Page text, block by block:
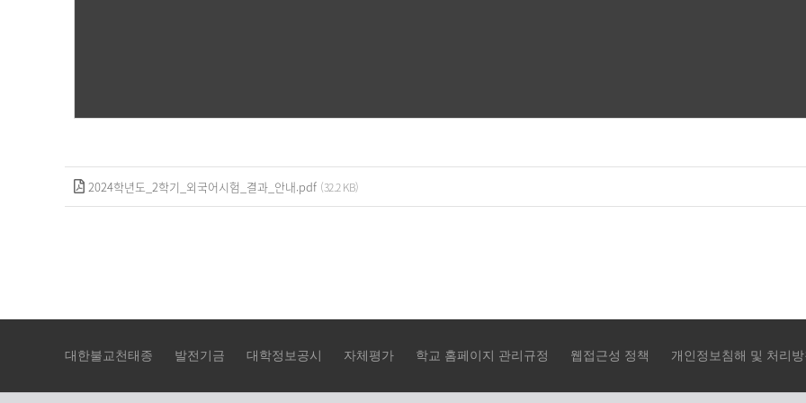
2024학년도_2학기_외국어시험_결과_안내.pdf (32.2 KB)
대한불교천태종 발전기금 대학정보공시 자체평가 학교 홈페이지 관리규정 웹접근성 정책 개인정보침해 및 처리방